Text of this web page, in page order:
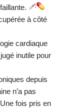
à côté
cardiaque
inutile pour
depuis
n’a pas
fois pris en